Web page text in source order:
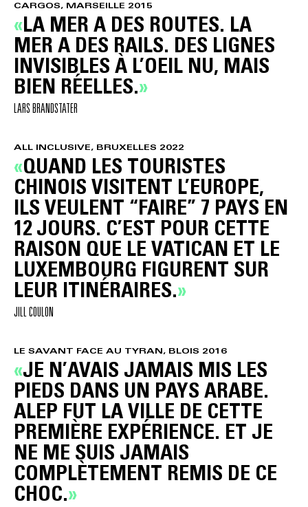
CARGOS, MARSEILLE 2015
LA MER A DES ROUTES. LA
MER A DES RAILS. DES LIGNES
INVISIBLES À L’OEIL NU, MAIS
BIEN RÉELLES.
LARS BRANDSTATER
ALL INCLUSIVE, BRUXELLES 2022
QUAND LES TOURISTES
CHINOIS VISITENT L’EUROPE,
ILS VEULENT “FAIRE” 7 PAYS EN
12 JOURS. C’EST POUR CETTE
RAISON QUE LE VATICAN ET LE
LUXEMBOURG FIGURENT SUR
LEUR ITINÉRAIRES.
JILL COULON
LE SAVANT FACE AU TYRAN, BLOIS 2016
JE N’AVAIS JAMAIS MIS LES
PIEDS DANS UN PAYS ARABE.
ALEP FUT LA VILLE DE CETTE
PREMIÈRE EXPÉRIENCE. ET JE
NE ME SUIS JAMAIS
COMPLÈTEMENT REMIS DE CE
CHOC.